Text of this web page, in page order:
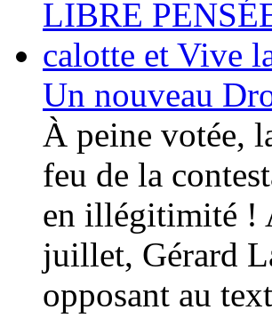
Un nouveau
À peine votée,
feu de la
en illégitimité !
juillet, Gérard
opposant au